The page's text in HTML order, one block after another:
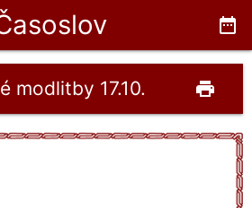
date_range
modlitby 17.10. print